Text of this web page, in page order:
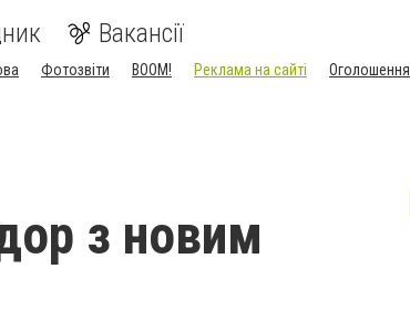
Вакансії
Фотозвіти BOOM! Реклама на сайті
Оголошення
з новим